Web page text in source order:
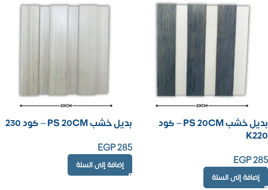
بديل خشب PS 20CM – كود
K220
EGP285
إضافة إلى السلة
بديل خشب PS 20CM – كود 230
EGP285
إضافة إلى السلة